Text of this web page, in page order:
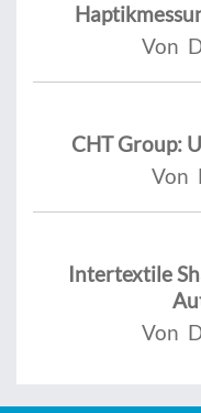
Von
CHT Group:
Von
Intertextile
Von